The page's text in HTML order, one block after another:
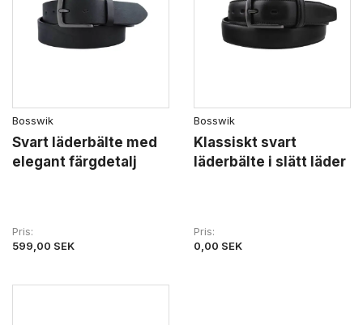
Bosswik
Svart läderbälte med
elegant färgdetalj
Pris
599,00 SEK
Bosswik
Klassiskt svart
läderbälte i slätt läder
Pris
0,00 SEK